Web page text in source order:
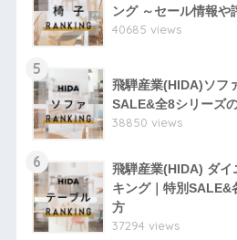
ング ～セール情報や
40685 views
5
飛騨産業(HIDA)ソフ
SALE&全8シリーズ
38850 views
6
飛騨産業(HIDA) ダイ
キング｜特別SALE&
方
37294 views